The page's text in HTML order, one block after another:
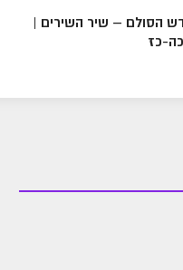
הסולם – שיר השירים |